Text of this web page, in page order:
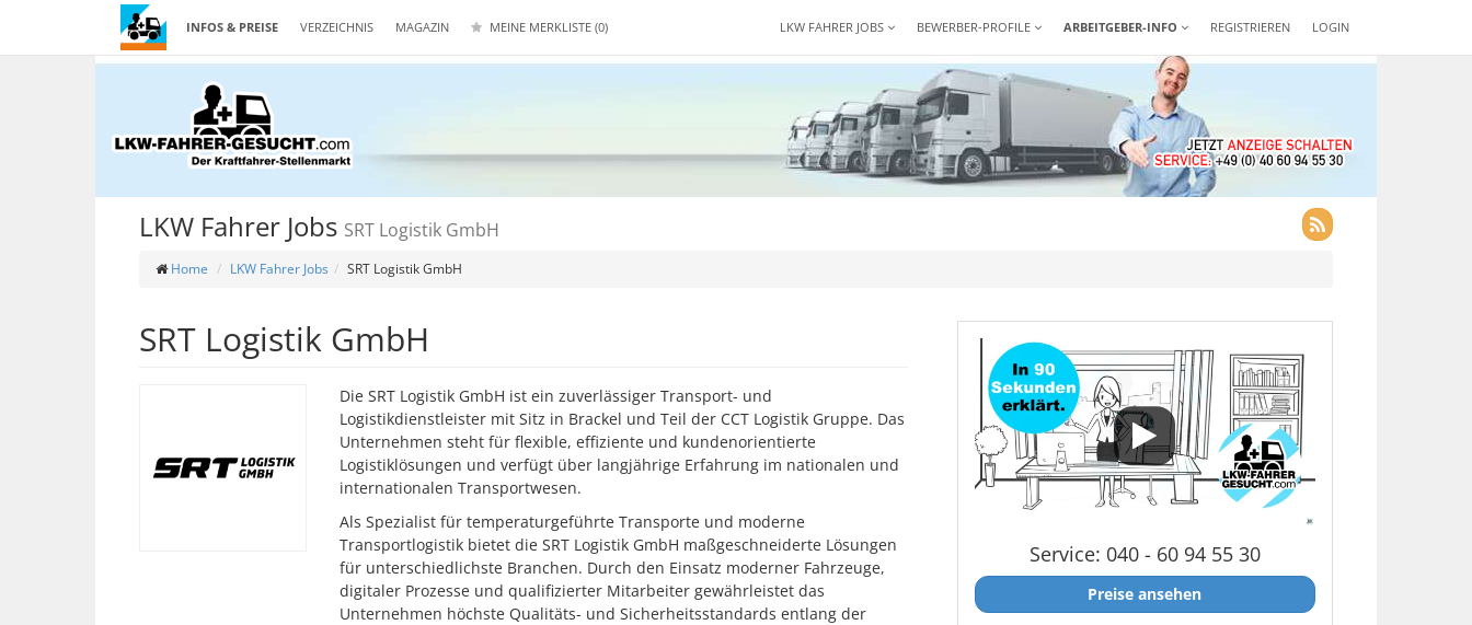
INFOS & PREISE VERZEICHNIS MAGAZIN MEINE MERKLISTE (0) REGISTRIEREN LOGIN
LKW FAHRER JOBS BEWERBER-PROFILE ARBEITGEBER-INFO
LKW Fahrer Jobs SRT Logistik GmbH
Home LKW Fahrer Jobs SRT Logistik GmbH
SRT Logistik GmbH
Die SRT Logistik GmbH ist ein zuverlässiger Transport- und
Logistikdienstleister mit Sitz in Brackel und Teil der CCT Logistik Gruppe. Das
Unternehmen steht für flexible, effiziente und kundenorientierte
Logistiklösungen und verfügt über langjährige Erfahrung im nationalen und
internationalen Transportwesen.
Als Spezialist für temperaturgeführte Transporte und moderne
Transportlogistik bietet die SRT Logistik GmbH maßgeschneiderte Lösungen
für unterschiedlichste Branchen. Durch den Einsatz moderner Fahrzeuge,
digitaler Prozesse und qualifizierter Mitarbeiter gewährleistet das
Unternehmen höchste Qualitäts- und Sicherheitsstandards entlang der
Service: 040 - 60 94 55 30
Preise ansehen